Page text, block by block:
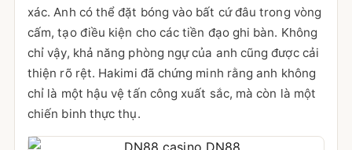
xác. Anh có thể đặt bóng vào bất cứ đâu trong vòng
cấm, tạo điều kiện cho các tiền đạo ghi bàn. Không
chỉ vậy, khả năng phòng ngự của anh cũng được cải
thiện rõ rệt. Hakimi đã chứng minh rằng anh không
chỉ là một hậu vệ tấn công xuất sắc, mà còn là một
chiến binh thực thụ.